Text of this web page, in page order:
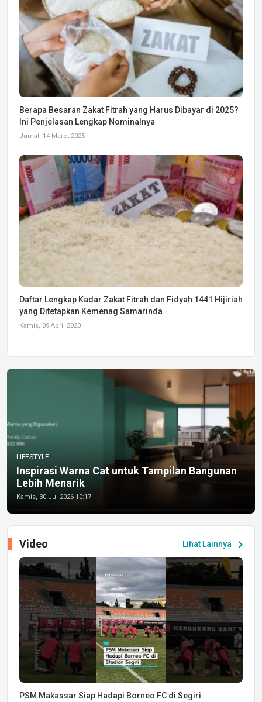
Berapa Besaran Zakat Fitrah yang Harus Dibayar di 2025?
Ini Penjelasan Lengkap Nominalnya
Jumat, 14 Maret 2025
Daftar Lengkap Kadar Zakat Fitrah dan Fidyah 1441 Hijiriah
yang Ditetapkan Kemenag Samarinda
Kamis, 09 April 2020
LIFESTYLE
Inspirasi Warna Cat untuk Tampilan Bangunan
Lebih Menarik
Kamis, 30 Jul 2026 10:17
Lihat Lainnya chevron_right
Video
PSM Makassar Siap Hadapi Borneo FC di Segiri